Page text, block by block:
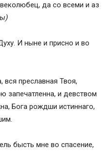
да со всеми и аз
И ныне и присно и во
вся преславная Твоя,
запечатленна, и девством
Бога рождши истиннаго,
бысть мне во спасение,